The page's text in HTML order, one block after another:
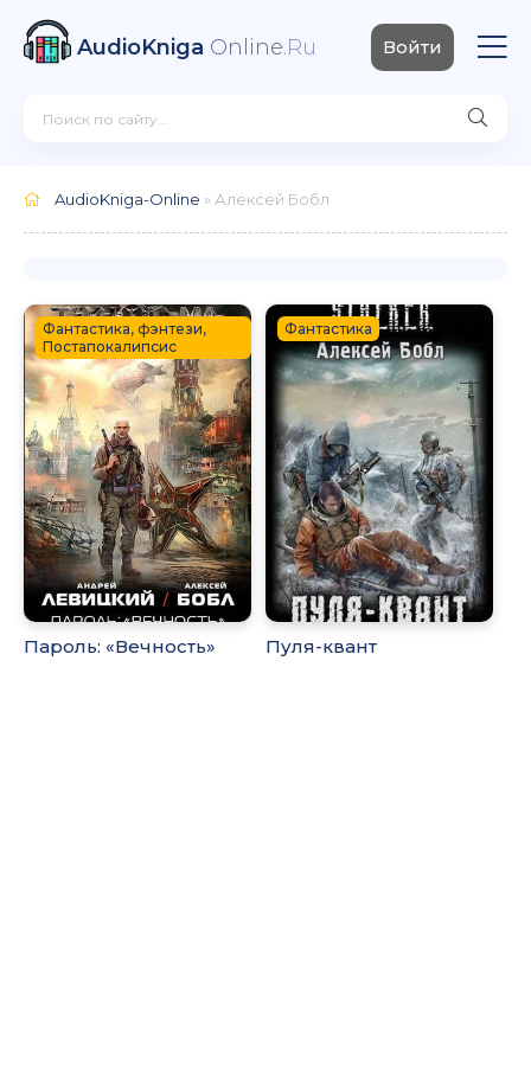
AudioKniga Online.Ru Войти
AudioKniga-Online » Алексей Бобл
Фантастика, фэнтези,
Постапокалипсис
Пароль: «Вечность»
Фантастика
Пуля-квант